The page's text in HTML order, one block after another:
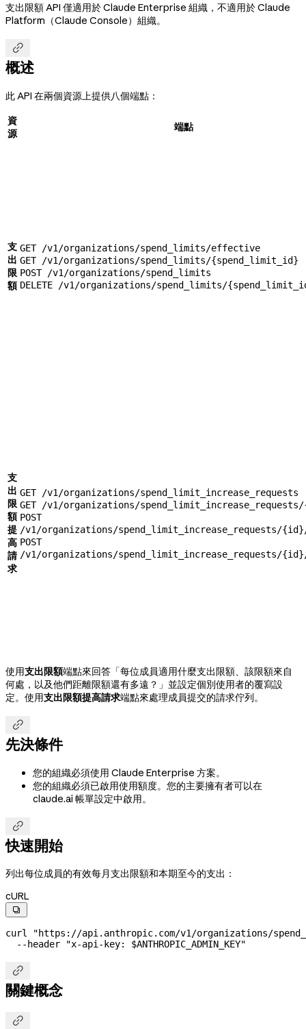
支出限額 API 僅適用於 Claude Enterprise 組織，不適用於 Claude
Platform（Claude Console）組織。

概述
此 API 在兩個資源上提供八個端點：
資
源
端點
支
出
限
額
GET /v1/organizations/spend_limits/effective
GET /v1/organizations/spend_limits/{spend_limit_id}
POST /v1/organizations/spend_limits
DELETE /v1/organizations/spend_limits/
支
出
限
額
提
高
請
求
GET /v1/organizations/spend_limit_increase_requests
GET /v1/organizations/
POST
/v1/organizations/spend_limit_increase_requests/
POST
/v1/organizations/spend_limit_increase_requests/
使用支出限額端點來回答「每位成員適用什麼支出限額、該限額來自
何處，以及他們距離限額還有多遠？」並設定個別使用者的覆寫設
定。使用支出限額提高請求端點來處理成員提交的請求佇列。

先決條件
您的組織必須使用 Claude Enterprise 方案。
您的組織必須已啟用使用額度。您的主要擁有者可以在
claude.ai 帳單設定中啟用。

快速開始
列出每位成員的有效每月支出限額和本期至今的支出：
cURL

curl "https://api.anthropic.com/v1/organizations/
  --header
"x-api-key: $ANTHROPIC_ADMIN_KEY"

關鍵概念
